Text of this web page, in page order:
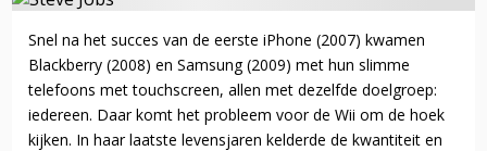
Snel na het succes van de eerste iPhone (2007) kwamen
Blackberry (2008) en Samsung (2009) met hun slimme
telefoons met touchscreen, allen met dezelfde doelgroep:
iedereen. Daar komt het probleem voor de Wii om de hoek
kijken. In haar laatste levensjaren kelderde de kwantiteit en